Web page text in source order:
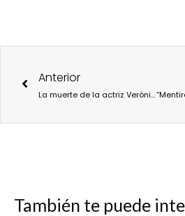
Anterior
La muerte de la actriz Verónica Forqué desenmascara el tabú en torno al dolor y el suicidio.
También te puede